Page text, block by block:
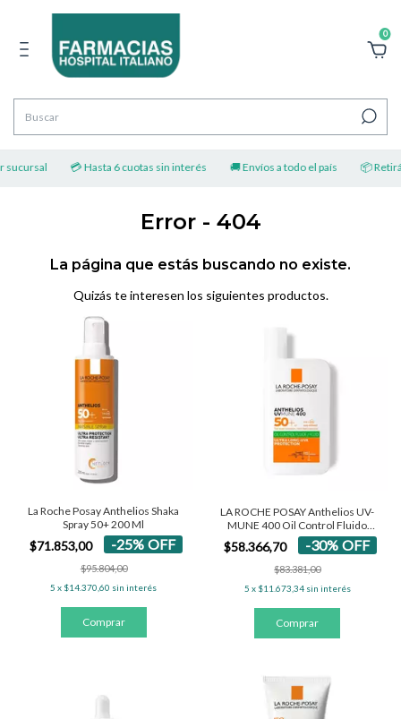
0
💳 Hasta 6 cuotas sin interés 🚚 Envíos a todo el país 📦
Error - 404
La página que estás buscando no existe.
Quizás te interesen los siguientes productos.
La Roche Posay Anthelios Shaka
Spray 50+ 200 Ml
$71.853,00 -25%OFF
$95.804,00
5 x $14.370,60 sin interés
LA ROCHE POSAY Anthelios UV-
MUNE 400 Oil Control Fluido
SPF50+
$58.366,70 -30% OFF
$83.381,00
5 x $11.673,34 sin interés